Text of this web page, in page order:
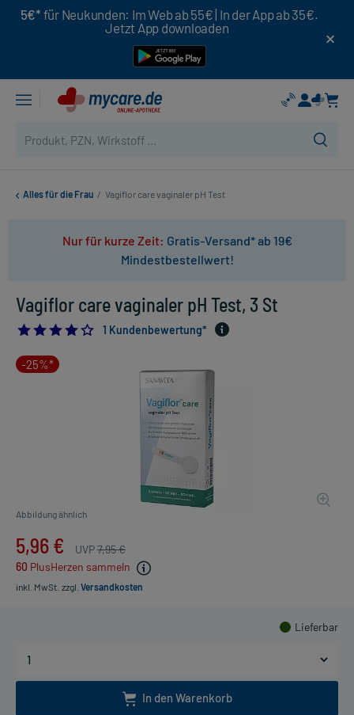
5€* für Neukunden: Im Web ab 55€ | In der App ab 35€.
Jetzt App downloaden
Alles für die Frau / Vagiflor care vaginaler pH Test
Nur für kurze Zeit: Gratis-Versand* ab 19€
Mindestbestellwert!
Vagiflor care vaginaler pH Test, 3 St
4.0
1 Kundenbewertung*
-25%*
Abbildung ähnlich
5,96 € UVP7,95 €
60 PlusHerzen sammeln
inkl. MwSt. zzgl. Versandkosten
Lieferbar
In den Warenkorb